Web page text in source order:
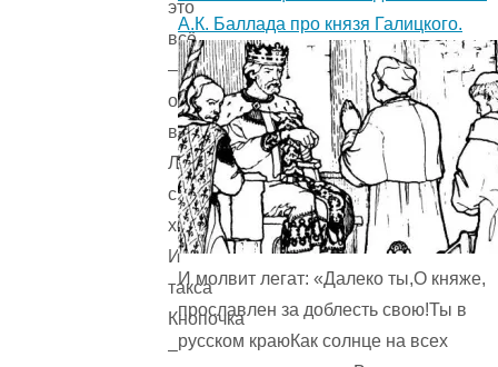
это
всё
–
от
воспитанья!
Ленива
сытая
хозяйка,
И
такса
Кнопочка
–
А.К. Баллада про князя Галицкого.
И молвит легат: «Далеко ты,О княже,
прославлен за доблесть свою!Ты в
русском краюКак солнце на всех